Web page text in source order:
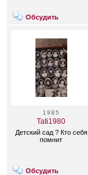
Обсудить
1985
Tati1980
Детский сад ? Кто себя
помнит
Обсудить